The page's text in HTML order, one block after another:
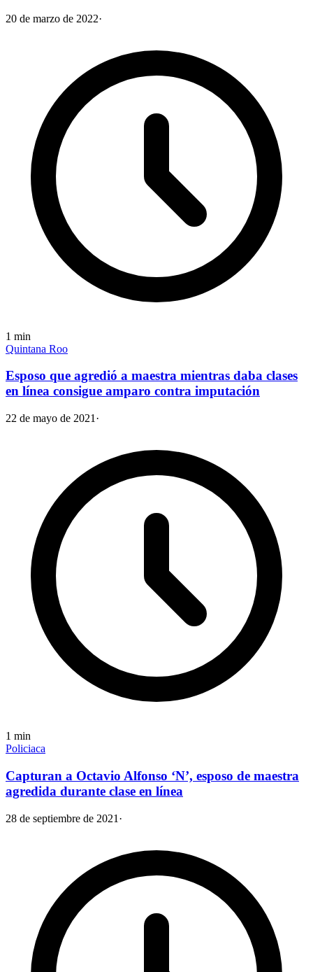
20 de marzo de 2022·
1 min
Quintana Roo
Esposo que agredió a maestra mientras daba clases
en línea consigue amparo contra imputación
22 de mayo de 2021 ·
1 min
Policiaca
Capturan a Octavio Alfonso ‘N’, esposo de maestra
agredida durante clase en línea
28 de septiembre de 2021 ·